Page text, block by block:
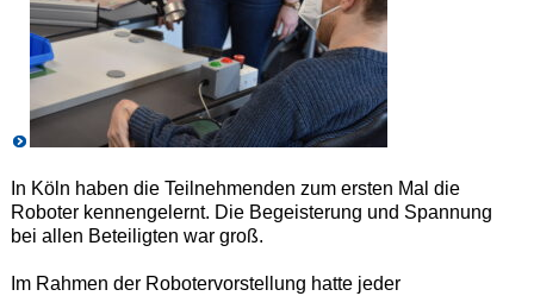
In Köln haben die Teilnehmenden zum ersten Mal die
Roboter kennengelernt. Die Begeisterung und Spannung
bei allen Beteiligten war groß.
Im Rahmen der Robotervorstellung hatte jeder